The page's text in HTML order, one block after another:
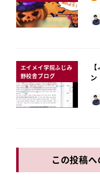
エイメイ学院ふじみ
野校舎ブログ
この投稿